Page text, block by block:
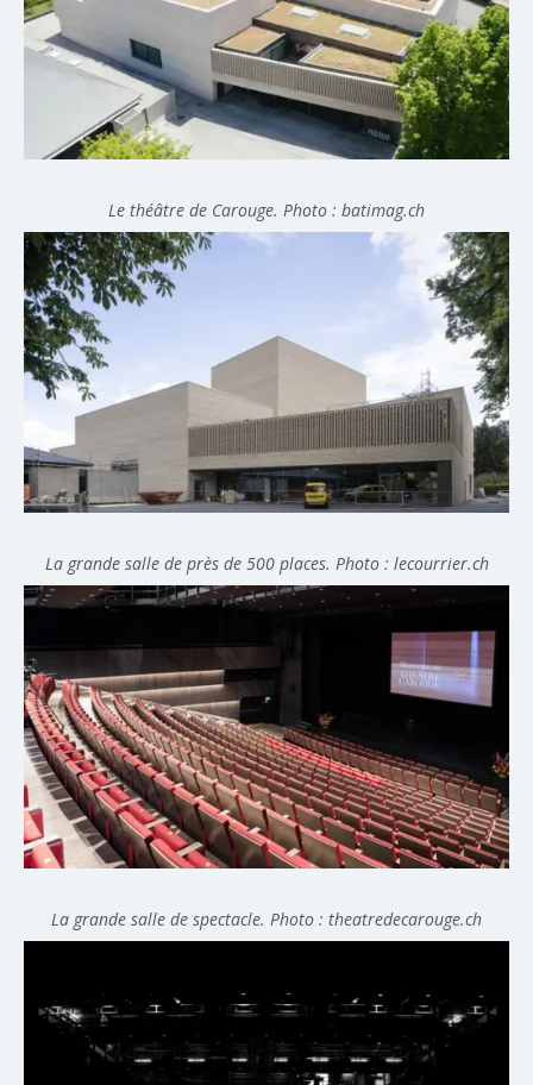
Le théâtre de Carouge. Photo : batimag.ch
La grande salle de près de 500 places. Photo : lecourrier.ch
La grande salle de spectacle. Photo : theatredecarouge.ch